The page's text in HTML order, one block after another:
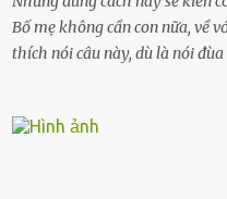
Bố mẹ không cần con nữa, về
thích nói câu này, dù là nói đùa
khuyên nhủ con thật cẩn thận.